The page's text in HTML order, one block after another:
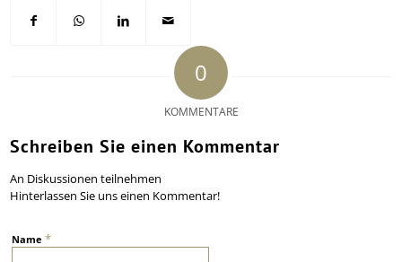
0
KOMMENTARE
Schreiben Sie einen Kommentar
An Diskussionen teilnehmen
Hinterlassen Sie uns einen Kommentar!
Name*